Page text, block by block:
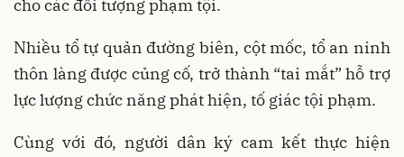
cho các đối tượng phạm tội.
Nhiều tổ tự quản đường biên, cột mốc, tổ an ninh
thôn làng được củng cố, trở thành “tai mắt” hỗ trợ
lực lượng chức năng phát hiện, tố giác tội phạm.
Cùng với đó, người dân ký cam kết thực hiện